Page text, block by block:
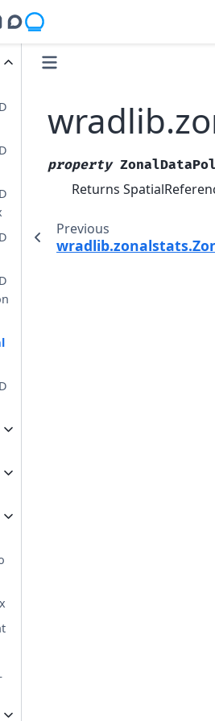
Openradar Discourse
property
Returns
Previous